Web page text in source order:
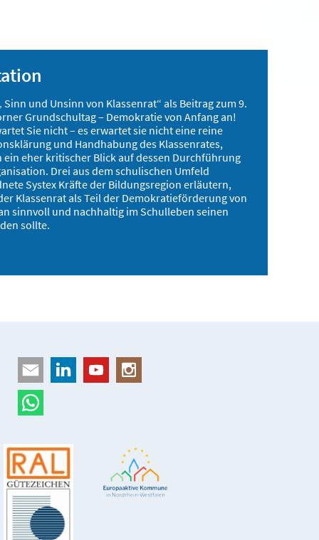
Sinn und Unsinn von Klassenrat“ als Beitrag zum 9.
Grundschultag – Demokratie von Anfang an!
Sie nicht – es erwartet sie nicht eine reine
und Handhabung des Klassenrates,
ein eher kritischer Blick auf dessen Durchführung
Drei aus dem schulischen Umfeld
Systex Kräfte der Bildungsregion erläutern,
Klassenrat als Teil der Demokratieförderung von
sinnvoll und nachhaltig im Schulleben seinen
sollte.